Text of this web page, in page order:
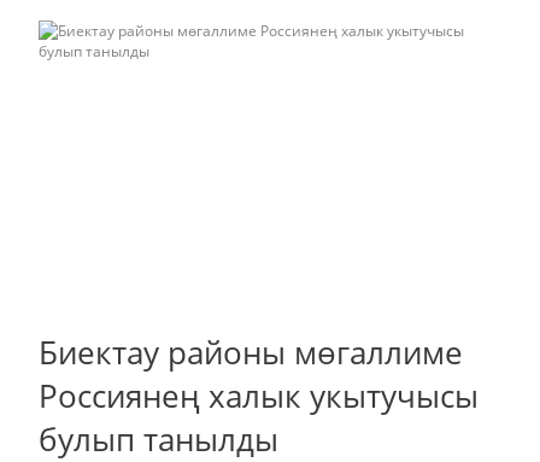
Биектау районы мөгаллиме
Россиянең халык укытучысы
булып танылды